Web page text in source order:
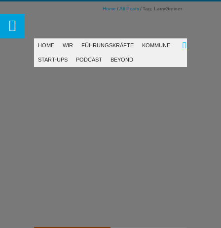
Home All Posts Tag: LarryGreiner
HOME WIR FÜHRUNGSKRÄFTE KOMMUNE
START-UPS PODCAST BEYOND